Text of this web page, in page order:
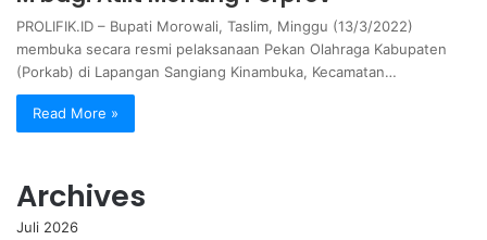
PROLIFIK.ID – Bupati Morowali, Taslim, Minggu (13/3/2022)
membuka secara resmi pelaksanaan Pekan Olahraga Kabupaten
(Porkab) di Lapangan Sangiang Kinambuka, Kecamatan…
Read More »
Archives
Juli 2026